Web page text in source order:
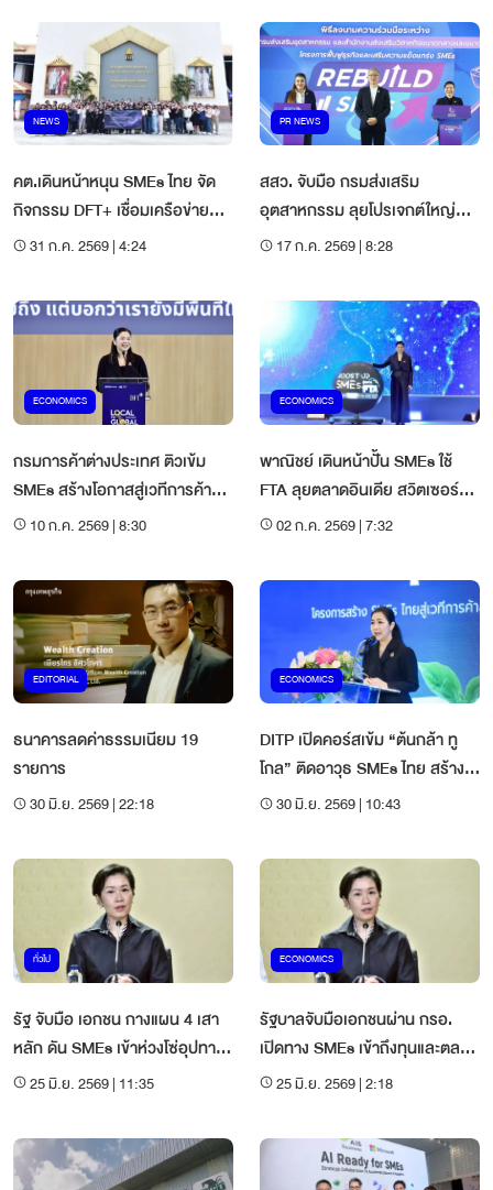
NEWS
คต.เดินหน้าหนุน SMEs ไทย จัด
กิจกรรม DFT+ เชื่อมเครือข่าย
ธุรกิจ31 ก.ค. 2569 | 4:24
PR NEWS
สสว. จับมือ กรมส่งเสริม
อุตสาหกรรม ลุยโปรเจกต์ใหญ่
Rebuild SMEs
17 ก.ค. 2569 | 8:28
ECONOMICS
กรมการค้าต่างประเทศ ติวเข้ม
SMEs สร้างโอกาสสู่เวทีการค้า
โลก10 ก.ค. 2569 | 8:30
ECONOMICS
พาณิชย์ เดินหน้าปั้น SMEs ใช้
FTA ลุยตลาดอินเดีย สวิตเซอร์
แลนด์ และนอร์เวย์
02 ก.ค. 2569 | 7:32
EDITORIAL
ธนาคารลดค่าธรรมเนียม 19
รายการ
30 มิ.ย. 2569 | 22:18
ECONOMICS
DITP เปิดคอร์สเข้ม “ต้นกล้า ทู
โกล” ติดอาวุธ SMEs ไทย สร้าง
แบรนด์ เจาะตลาดส่งออก
30 มิ.ย. 2569 | 10:43
ทั่วไป
รัฐ จับมือ เอกชน กางแผน 4 เสา
หลัก ดัน SMEs เข้าห่วงโซ่อุปทาน
ใหม่25 มิ.ย. 2569 | 11:35
ECONOMICS
รัฐบาลจับมือเอกชนผ่าน กรอ.
เปิดทาง SMEs เข้าถึงทุนและตลาด
ใหม่25 มิ.ย. 2569 | 2:18